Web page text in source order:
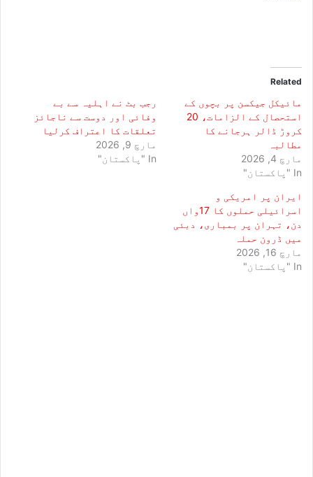
Related
مائیکل جیکسن پر بچوں کے
استحصال کے الزامات، 20
کروڑ ڈالر ہرجانے کا
مطالبہ
مارچ 4, 2026
In "پاکستان"
رجب بٹ نے اہلیہ سے بے
وفائی اور دوست سے ناجائز
تعلقات کا اعتراف کرلیا
مارچ 9, 2026
In "پاکستان"
ایران پر امریکی و
اسرائیلی حملوں کا 17واں
دن، تہران پر بمباری، دبئی
میں ڈرون حملہ
مارچ 16, 2026
In "پاکستان"